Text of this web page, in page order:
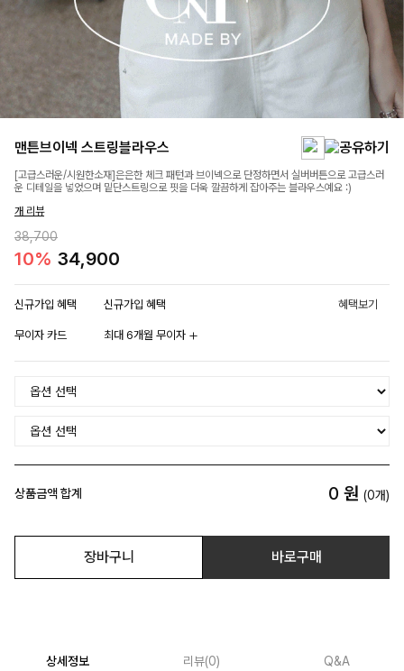
맨튼브이넥 스트링블라우스
[고급스러운/시원한소재]은은한 체크 패턴과 브이넥으로 단정하면서 실버버튼으로 고급스러
운 디테일을 넣었으며 밑단스트링으로 핏을 더욱 깔끔하게 잡아주는 블라우스예요 :)
개 리뷰
38,700
10% 34,900
신규가입 혜택 신규가입 혜택 혜택보기
무이자 카드 최대 6개월 무이자
상품금액 합계 0 원 (0개)
장바구니 바로구매
상세정보 리뷰(0) Q&A